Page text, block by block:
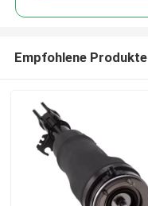
Empfohlene Produkte